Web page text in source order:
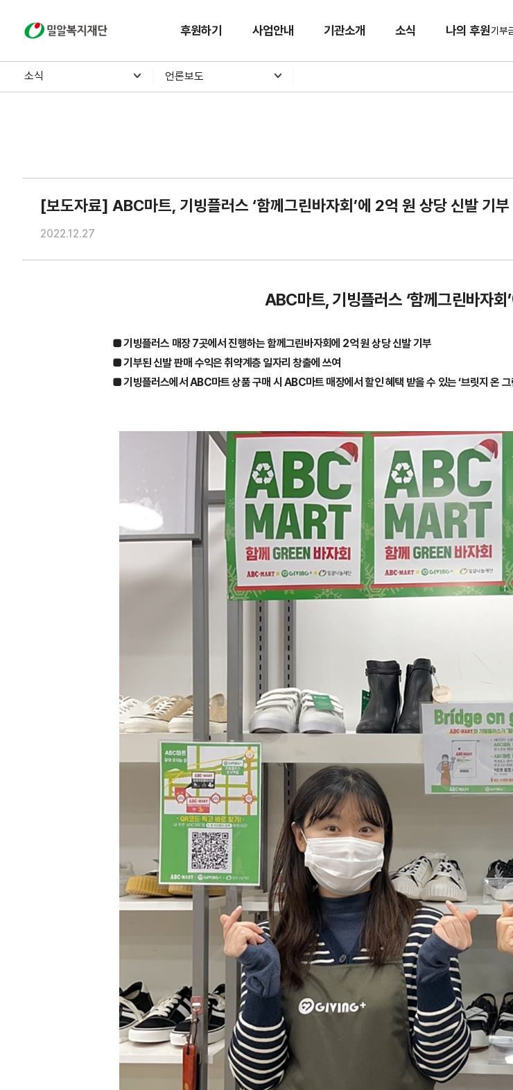
밀알복지재단 후원하기 사업안내 기관소개 소식 나의 후원기부
소식 언론보도
[보도자료] ABC마트, 기빙플러스 ‘함께그린바자회’에 2억 원 상당 신발 기부
2022.12.27
ABC마트, 기빙플러스 ‘함께그린바자
■ 기빙플러스 매장 7곳에서 진행하는 함께그린바자회에 2억 원 상당 신발 기부
■ 기부된 신발 판매 수익은 취약계층 일자리 창출에 쓰여
■ 기빙플러스에서 ABC마트 상품 구매 시 ABC마트 매장에서 할인 혜택 받을 수 있는 ‘브릿지 온